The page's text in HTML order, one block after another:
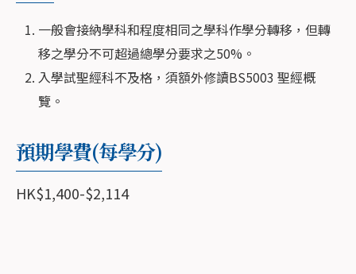
科目編號 科目名稱
WR7113 寫作研究 3
專修範疇
一般會接納學科和程度相同之學科作學分轉移，但轉
移之學分不可超過總學分要求之50%。
入學試聖經科不及格，須額外修讀BS5003 聖經概
覽。
預期學費(每學分)
HK$1,400-$2,114